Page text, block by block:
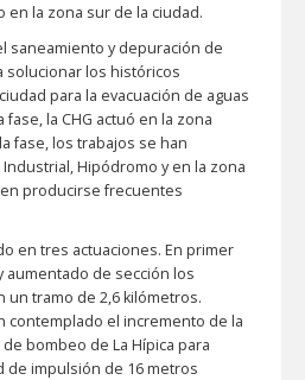
en la zona sur de la ciudad.
saneamiento y depuración de
solucionar los históricos
para la evacuación de aguas
la CHG actuó en la zona
fase, los trabajos se han
Hipódromo y en la zona
producirse frecuentes
en tres actuaciones. En primer
aumentado de sección los
un tramo de 2,6 kilómetros.
contemplado el incremento de la
bombeo de La Hípica para
de impulsión de 16 metros